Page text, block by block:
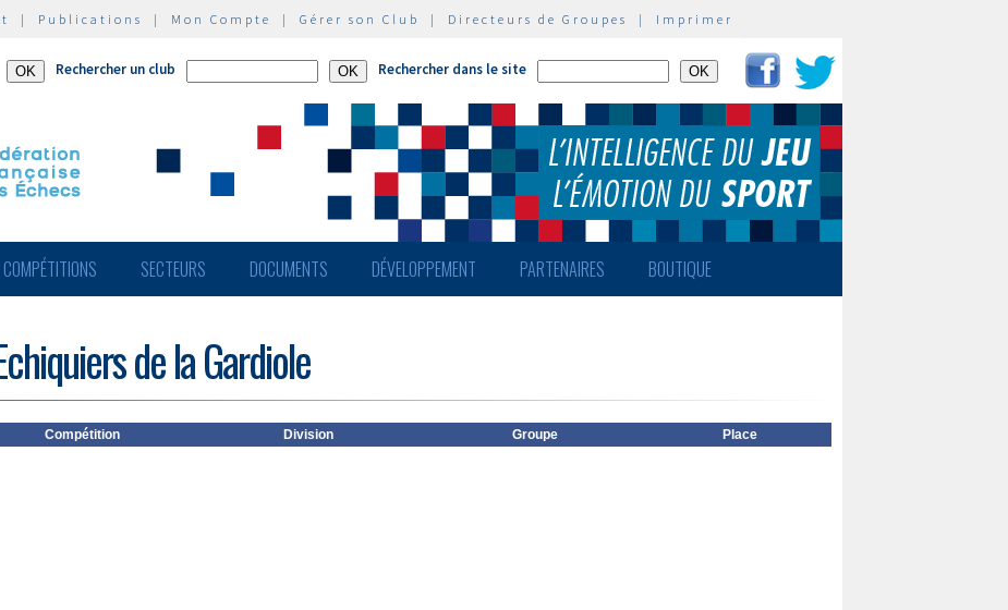
| Publications | Mon Compte | Gérer son Club | Directeurs de Groupes | Imprimer
Rechercher un club Rechercher dans le site
COMPÉTITIONS SECTEURS DOCUMENTS DÉVELOPPEMENT PARTENAIRES BOUTIQUE
de la Gardiole
Compétition Division Groupe Place